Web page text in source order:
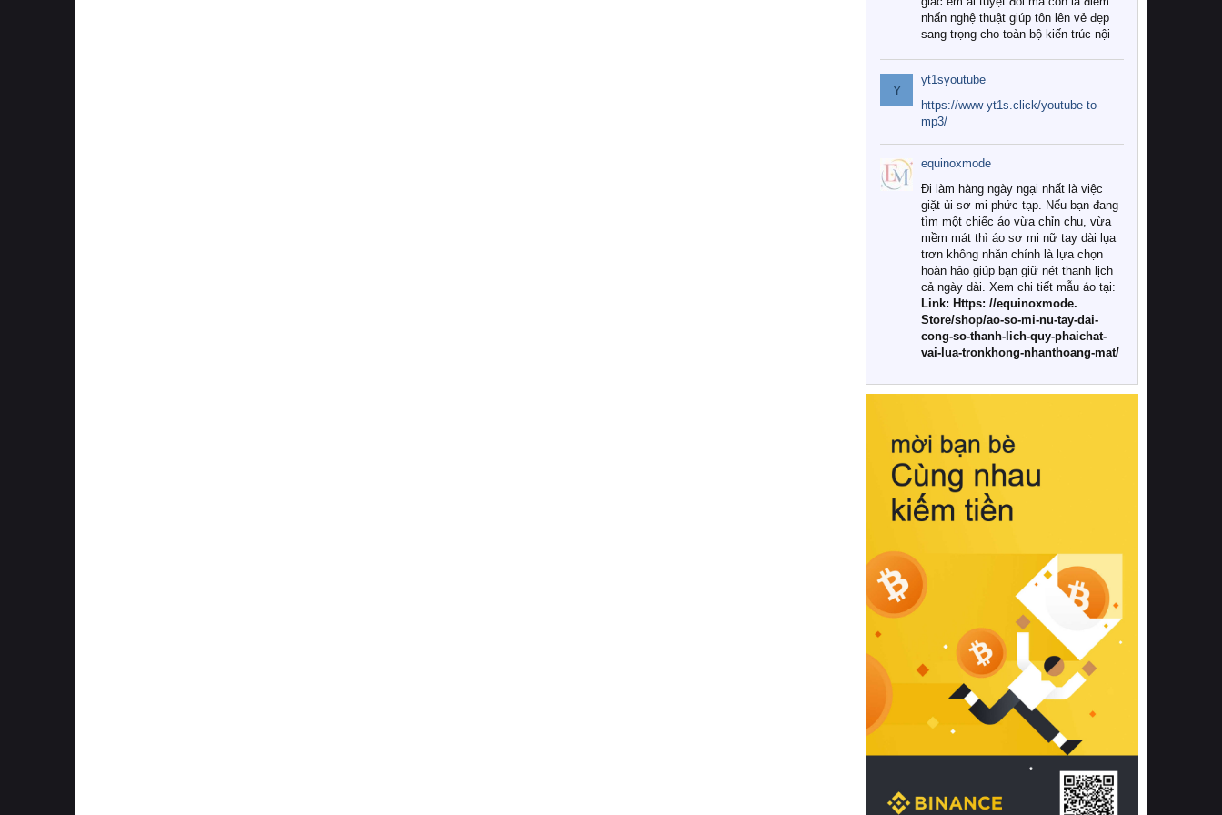
nhấn nghệ thuật giúp tôn lên vẻ đẹp
sang trọng cho toàn bộ kiến trúc nội
Tuy nhiên, giữa thị trường đa dạng
với vô vàn thương hiệu và mẫu mã
như hiện nay, làm thế nào để chọn
được những bộ chăn ga gối đệm cao
cấp thực sự chất lượng, phù hợp với
khí hậu và nhu cầu sử dụng của gia
đình? Hãy cùng chúng tôi đi tìm lời
giải đáp chi tiết qua bài viết dưới đây.
1. Tại sao các gia đình hiện đại lại ưa
chuộng chăn ga gối đệm cao cấp?
Khác với các dòng sản phẩm thông
thường, những bộ chăn ga gối đệm
cao cấp trải qua quy trình sản xuất
nghiêm ngặt từ khâu chọn lọc nguyên
liệu tự nhiên đến công nghệ dệt
nhuộm hiện đại không chứa hóa chất
này, bạn sẽ cảm nhận rõ rệt sự khác
hồi chuẩn xác của phần đệm nâng đỡ
cột sống.
Bên cạnh đó, việc lựa chọn các dòng
sản phẩm đạt chuẩn chất lượng quốc
tế còn giúp ngăn ngừa tình trạng kích
khuẩn và nấm mốc trong điều kiện
thời tiết nóng ẩm. Bạn có thể tìm hiểu
thêm các nghiên cứu khoa học về tác
động của giấc ngủ và môi trường
phòng ngủ đối với sức khỏe con
người tại Sleep Foundation (External
Link) để có cái nhìn toàn diện hơn.
2. Các tiêu chí vàng khi lựa chọn
chăn ga gối đệm cao cấp cho phòng
ngủ
Để sở hữu một bộ chăn ga gối đệm
cao cấp hoàn hảo cả về thẩm mỹ lẫn
công năng, người tiêu dùng cần cân
nhắc kỹ lưỡng các tiêu chí quan trọng
Y
yt1syoutube
https://www-yt1s.click/youtube-to-
mp3/
equinoxmode
Đi làm hàng ngày ngại nhất là việc
giặt ủi sơ mi phức tạp. Nếu bạn đang
tìm một chiếc áo vừa chỉn chu, vừa
mềm mát thì áo sơ mi nữ tay dài lụa
trơn không nhăn chính là lựa chọn
hoàn hảo giúp bạn giữ nét thanh lịch
cả ngày dài. Xem chi tiết mẫu áo tại:
Link: Https: //equinoxmode.
Store/shop/ao-so-mi-nu-tay-dai-
cong-so-thanh-lich-quy-phaichat-
vai-lua-tronkhong-nhanthoang-mat/